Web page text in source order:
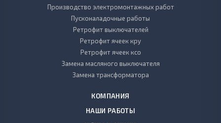
Производство электромонтажных работ
Пусконаладочные работы
Ретрофит выключателей
Ретрофит ячеек кру
Ретрофит ячеек ксо
Замена масляного выключателя
Замена трансформатора
КОМПАНИЯ
НАШИ РАБОТЫ